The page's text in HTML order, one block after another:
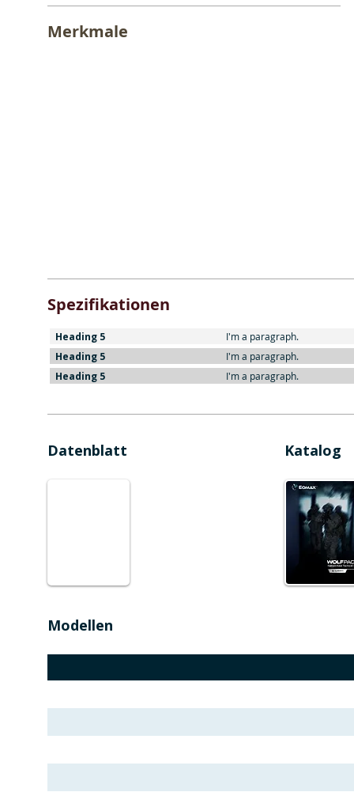
Merkmale
Spezifikationen
Heading 5 I'm a paragraph.
Heading 5 I'm a paragraph.
Heading 5 I'm a paragraph.
Datenblatt Katalog
Modellen